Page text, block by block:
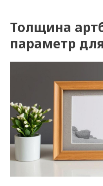
Толщина
параметр